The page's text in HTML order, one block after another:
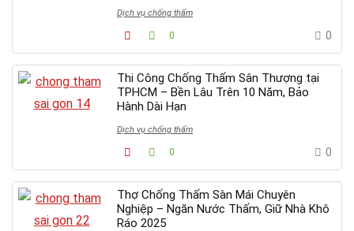
Dịch vụ chống thấm
0 0
Thi Công Chống Thấm Sân Thượng tại
TPHCM – Bền Lâu Trên 10 Năm, Bảo
Hành Dài Hạn
Dịch vụ chống thấm
0 0
Thợ Chống Thấm Sàn Mái Chuyên
Nghiệp – Ngăn Nước Thấm, Giữ Nhà Khô
Ráo 2025